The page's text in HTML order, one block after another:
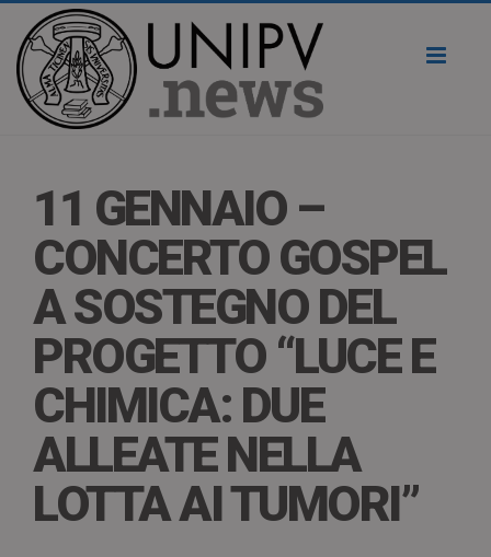
11 GENNAIO –
CONCERTO GOSPEL
A SOSTEGNO DEL
PROGETTO “LUCE E
CHIMICA: DUE
ALLEATE NELLA
LOTTA AI TUMORI”